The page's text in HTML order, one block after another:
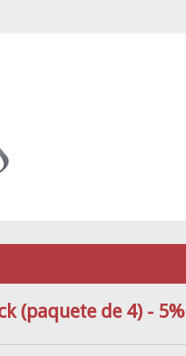
(paquete de 4) - 5%